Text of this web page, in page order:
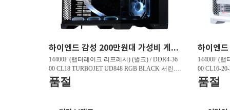
하이엔드 감성 200만원대 가성비 게이밍PC HY263 FHD 리그오브레전드 200 프레임 , 발로란트 240 프레임 , 배틀그라운드 150 프레임
14400F (랩터레이크 리프레시) (벌크) / DDR4-36
00 CL18 TURBOJET UD848 RGB BLACK 서린 (3
2GB(16Gx2)) / B760M DS3H D4 제이씨현 / 지포
스 RTX 5060 DUAL OC D7 8GB 이엠텍 / T500 M.
품절
14400F (랩
00 CL16-
5060
품절